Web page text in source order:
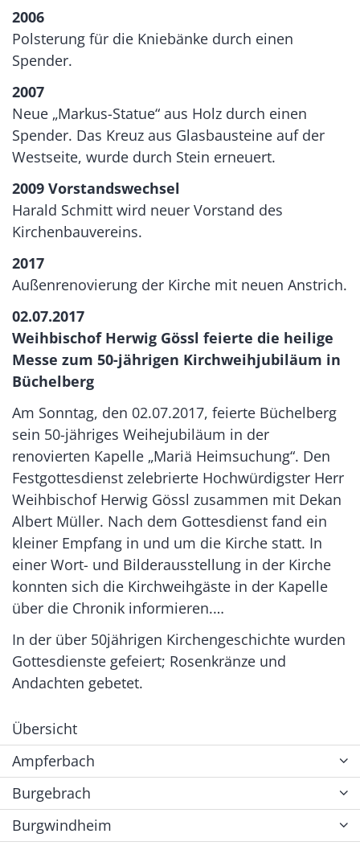
2006
Polsterung für die Kniebänke durch einen
Spender.
2007
Neue „Markus-Statue“ aus Holz durch einen
Spender. Das Kreuz aus Glasbausteine auf der
Westseite, wurde durch Stein erneuert.
2009 Vorstandswechsel
Harald Schmitt wird neuer Vorstand des
Kirchenbauvereins.
2017
Außenrenovierung der Kirche mit neuen Anstrich.
02.07.2017
Weihbischof Herwig Gössl feierte die heilige
Messe zum 50-jährigen Kirchweihjubiläum in
Büchelberg
Am Sonntag, den 02.07.2017, feierte Büchelberg
sein 50-jähriges Weihejubiläum in der
renovierten Kapelle „Mariä Heimsuchung“. Den
Festgottesdienst zelebrierte Hochwürdigster Herr
Weihbischof Herwig Gössl zusammen mit Dekan
Albert Müller. Nach dem Gottesdienst fand ein
kleiner Empfang in und um die Kirche statt. In
einer Wort- und Bilderausstellung in der Kirche
konnten sich die Kirchweihgäste in der Kapelle
über die Chronik informieren.…
In der über 50jährigen Kirchengeschichte wurden
Gottesdienste gefeiert; Rosenkränze und
Andachten gebetet.
Übersicht
Ampferbach
Burgebrach
Burgwindheim